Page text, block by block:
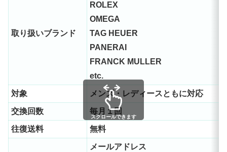
取り扱いブランド
ROLEX
OMEGA
TAG HEUER
PANERAI
FRANCK MULLER
etc.
対象 メンズ・レディースともに対応
交換回数 毎月１回
往復送料 無料
メールアドレス
スクロールできます